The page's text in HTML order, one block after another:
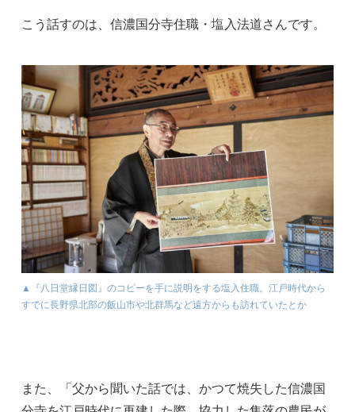
こう話すのは、信濃国分寺住職・塩入法道さんです。
▲『八日堂縁日図』のコピーを手に説明をする塩入住職。江戸時代から
すでに長野県北部の飯山市や北群馬など遠方からも訪れていたとか
また、「父から聞いた話では、かつて焼失した信濃国